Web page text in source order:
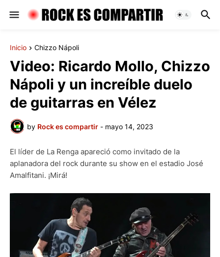
Inicio Chizzo Nápoli
Video: Ricardo Mollo, Chizzo
Nápoli y un increíble duelo
de guitarras en Vélez
by Rock es compartir - mayo 14, 2023
El líder de La Renga apareció como invitado de la
aplanadora del rock durante su show en el estadio José
Amalfitani. ¡Mirá!